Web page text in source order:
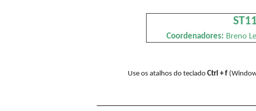
Coordenadores: Breno
Use os atalhos do teclado Ctrl + f